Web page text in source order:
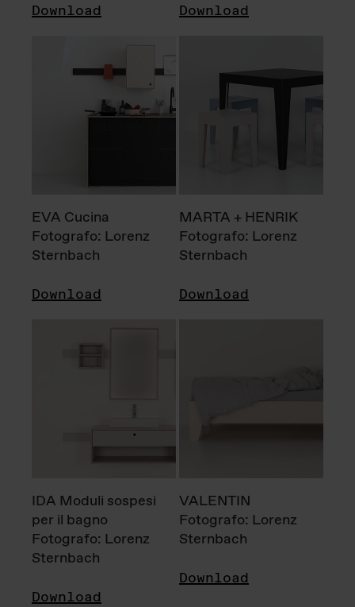
Download Download
EVA Cucina
Fotografo: Lorenz
Sternbach
Download
MARTA + HENRIK
Fotografo: Lorenz
Sternbach
Download
IDA Moduli sospesi
per il bagno
Fotografo: Lorenz
Sternbach
Download
VALENTIN
Fotografo: Lorenz
Sternbach
Download